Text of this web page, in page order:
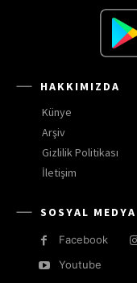
HAKKIMIZDA
Künye
Arşiv
Gizlilik Politikası
İletişim
SOSYAL MEDYA
Facebook
Youtube